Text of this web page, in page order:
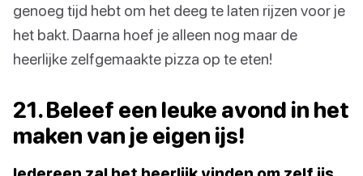
genoeg tijd hebt om het deeg te laten rijzen voor je
het bakt. Daarna hoef je alleen nog maar de
heerlijke zelfgemaakte pizza op te eten!
21. Beleef een leuke avond in het
maken van je eigen ijs!